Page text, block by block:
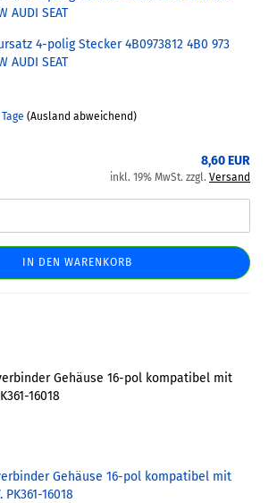
AUDI SEAT
4-polig Stecker 4B0973812 4B0 973
AUDI SEAT
(Ausland abweichend)
8,60 EUR
inkl. 19% MwSt. zzgl. Versand
IN DEN WARENKORB
Gehäuse 16-pol kompatibel mit
16018